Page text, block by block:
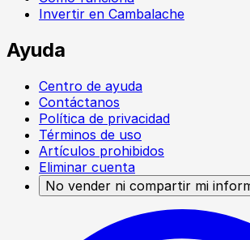
Invertir en Cambalache
Ayuda
Centro de ayuda
Contáctanos
Política de privacidad
Términos de uso
Artículos prohibidos
Eliminar cuenta
No vender ni compartir mi